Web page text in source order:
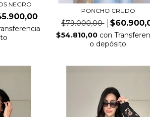
NEGRO
PONCHO CRUDO
$79.000,00
$54.810,00 con
o depósito